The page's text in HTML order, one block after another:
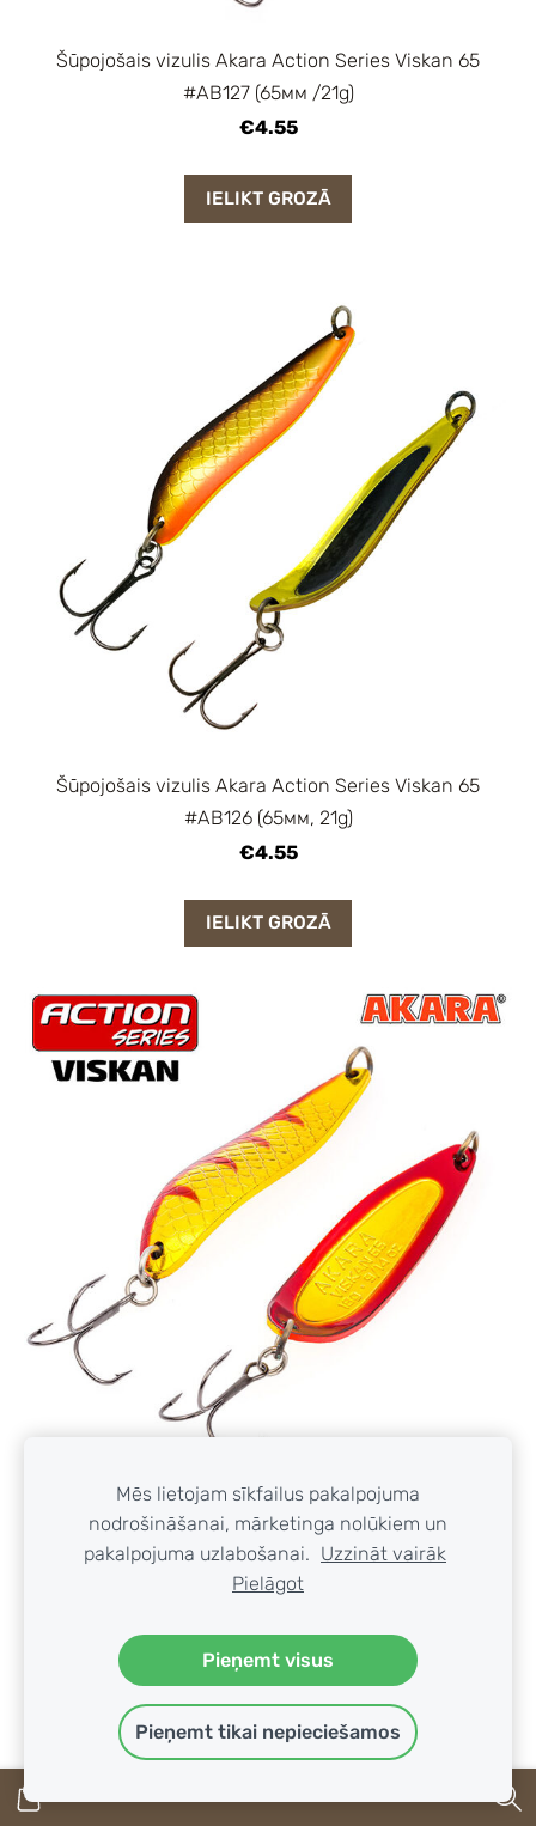
Šūpojošais vizulis Akara Action Series Viskan 65
#AB127 (65мм /21g)
€4.55
IELIKT GROZĀ
Šūpojošais vizulis Akara Action Series Viskan 65
#AB126 (65мм, 21g)
€4.55
IELIKT GROZĀ
Šūpojošais vizulis Akara Action Series Viskan 65
#AB129 (65мм, 21g)
Izpārdots
Mēs lietojam sīkfailus pakalpojuma
nodrošināšanai, mārketinga nolūkiem un
pakalpojuma uzlabošanai. Uzzināt vairāk
Pielāgot
Pieņemt visus
Pieņemt tikai nepieciešamos